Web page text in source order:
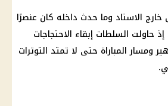
الاستاد وما حدث داخله كان عنصرًا
حاولت السلطات إبقاء الاحتجاجات
ومسار المباراة حتى لا تمتد التوترات